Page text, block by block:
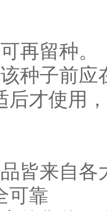
再留种。
种子前
后才使用
皆来自各
可靠